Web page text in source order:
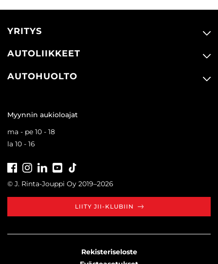
YRITYS
AUTOLIIKKEET
AUTOHUOLTO
Myynnin aukioloajat
ma - pe 10 - 18
la 10 - 16
FacebookInstagramLinkedInYoutube
© J. Rinta-Jouppi Oy 2019–2026
LIITY JII-KLUBIIN
Rekisteriseloste